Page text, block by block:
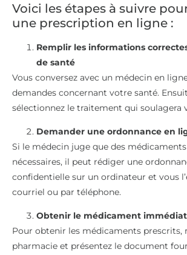
Voici les étapes à suivre
une prescription en ligne :
Remplir les informations
de santé
Vous conversez avec un médecin en
demandes concernant votre santé.
sélectionnez le traitement qui soulagera
Demander une ordonnance en
Si le médecin juge que des
nécessaires, il peut rédiger une
confidentielle sur un ordinateur et vous
courriel ou par téléphone.
Obtenir le médicament
Pour obtenir les médicaments prescrits,
pharmacie et présentez le document